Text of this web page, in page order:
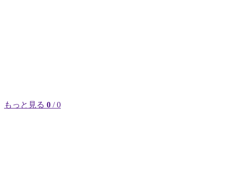
もっと見る 0 / 0